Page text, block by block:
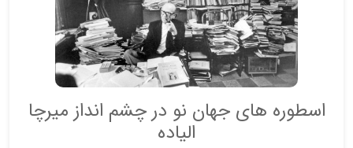
اسطوره های جهان نو در چشم انداز میرچا
الیاده